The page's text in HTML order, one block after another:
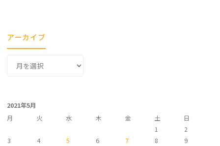
アーカイブ
ブ
2021年5月
月
火 水 木 金 土
日
1
2
3
4 5 6 7 8
9